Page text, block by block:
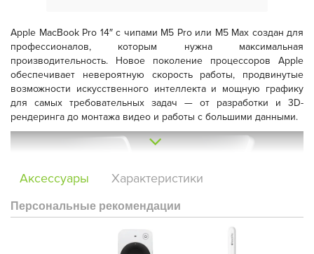
Apple MacBook Pro 14″с чипами M5 Proили M5 Max создан для
профессионалов, которым нужна максимальная
производительность. Новое поколение процессоров Apple
обеспечивает невероятную скорость работы, продвинутые
возможности искусственного интеллекта и мощную графику
для самых требовательных задач — от разработки и 3D-
рендеринга до монтажа видео и работы с большими данными.
Аксессуары Характеристики
Персональные рекомендации